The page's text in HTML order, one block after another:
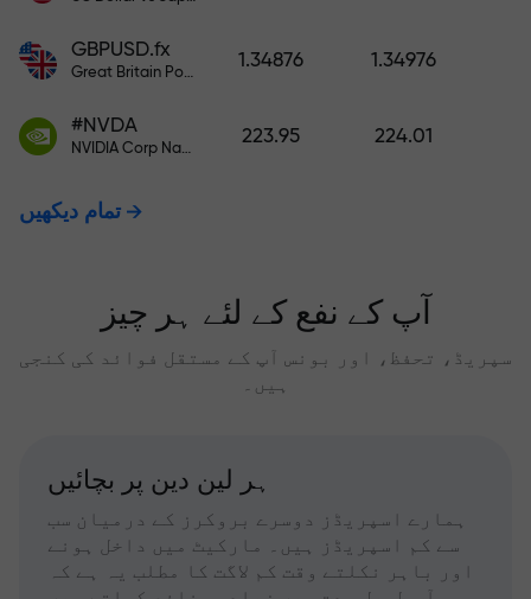
GBPUSD.fx
Great Britain Pound vs US Dollar
1.34876 1.34976
#NVDA
NVIDIA Corp Nasdaq Stock Exchange (Nasdaq) USD
223.95 224.01
تمام دیکھیں
آپ کے نفع کے لئے ہر چیز
سپریڈ، تحفظ، اور بونس آپ کے مستقل فوائد کی کنجی
ہیں۔
ہر لین دین پر بچائیں
ہمارے اسپریڈز دوسرے بروکرز کے درمیان سب
سے کم اسپریڈز ہیں۔ مارکیٹ میں داخل ہونے
اور باہر نکلتے وقت کم لاگت کا مطلب یہ ہے کہ